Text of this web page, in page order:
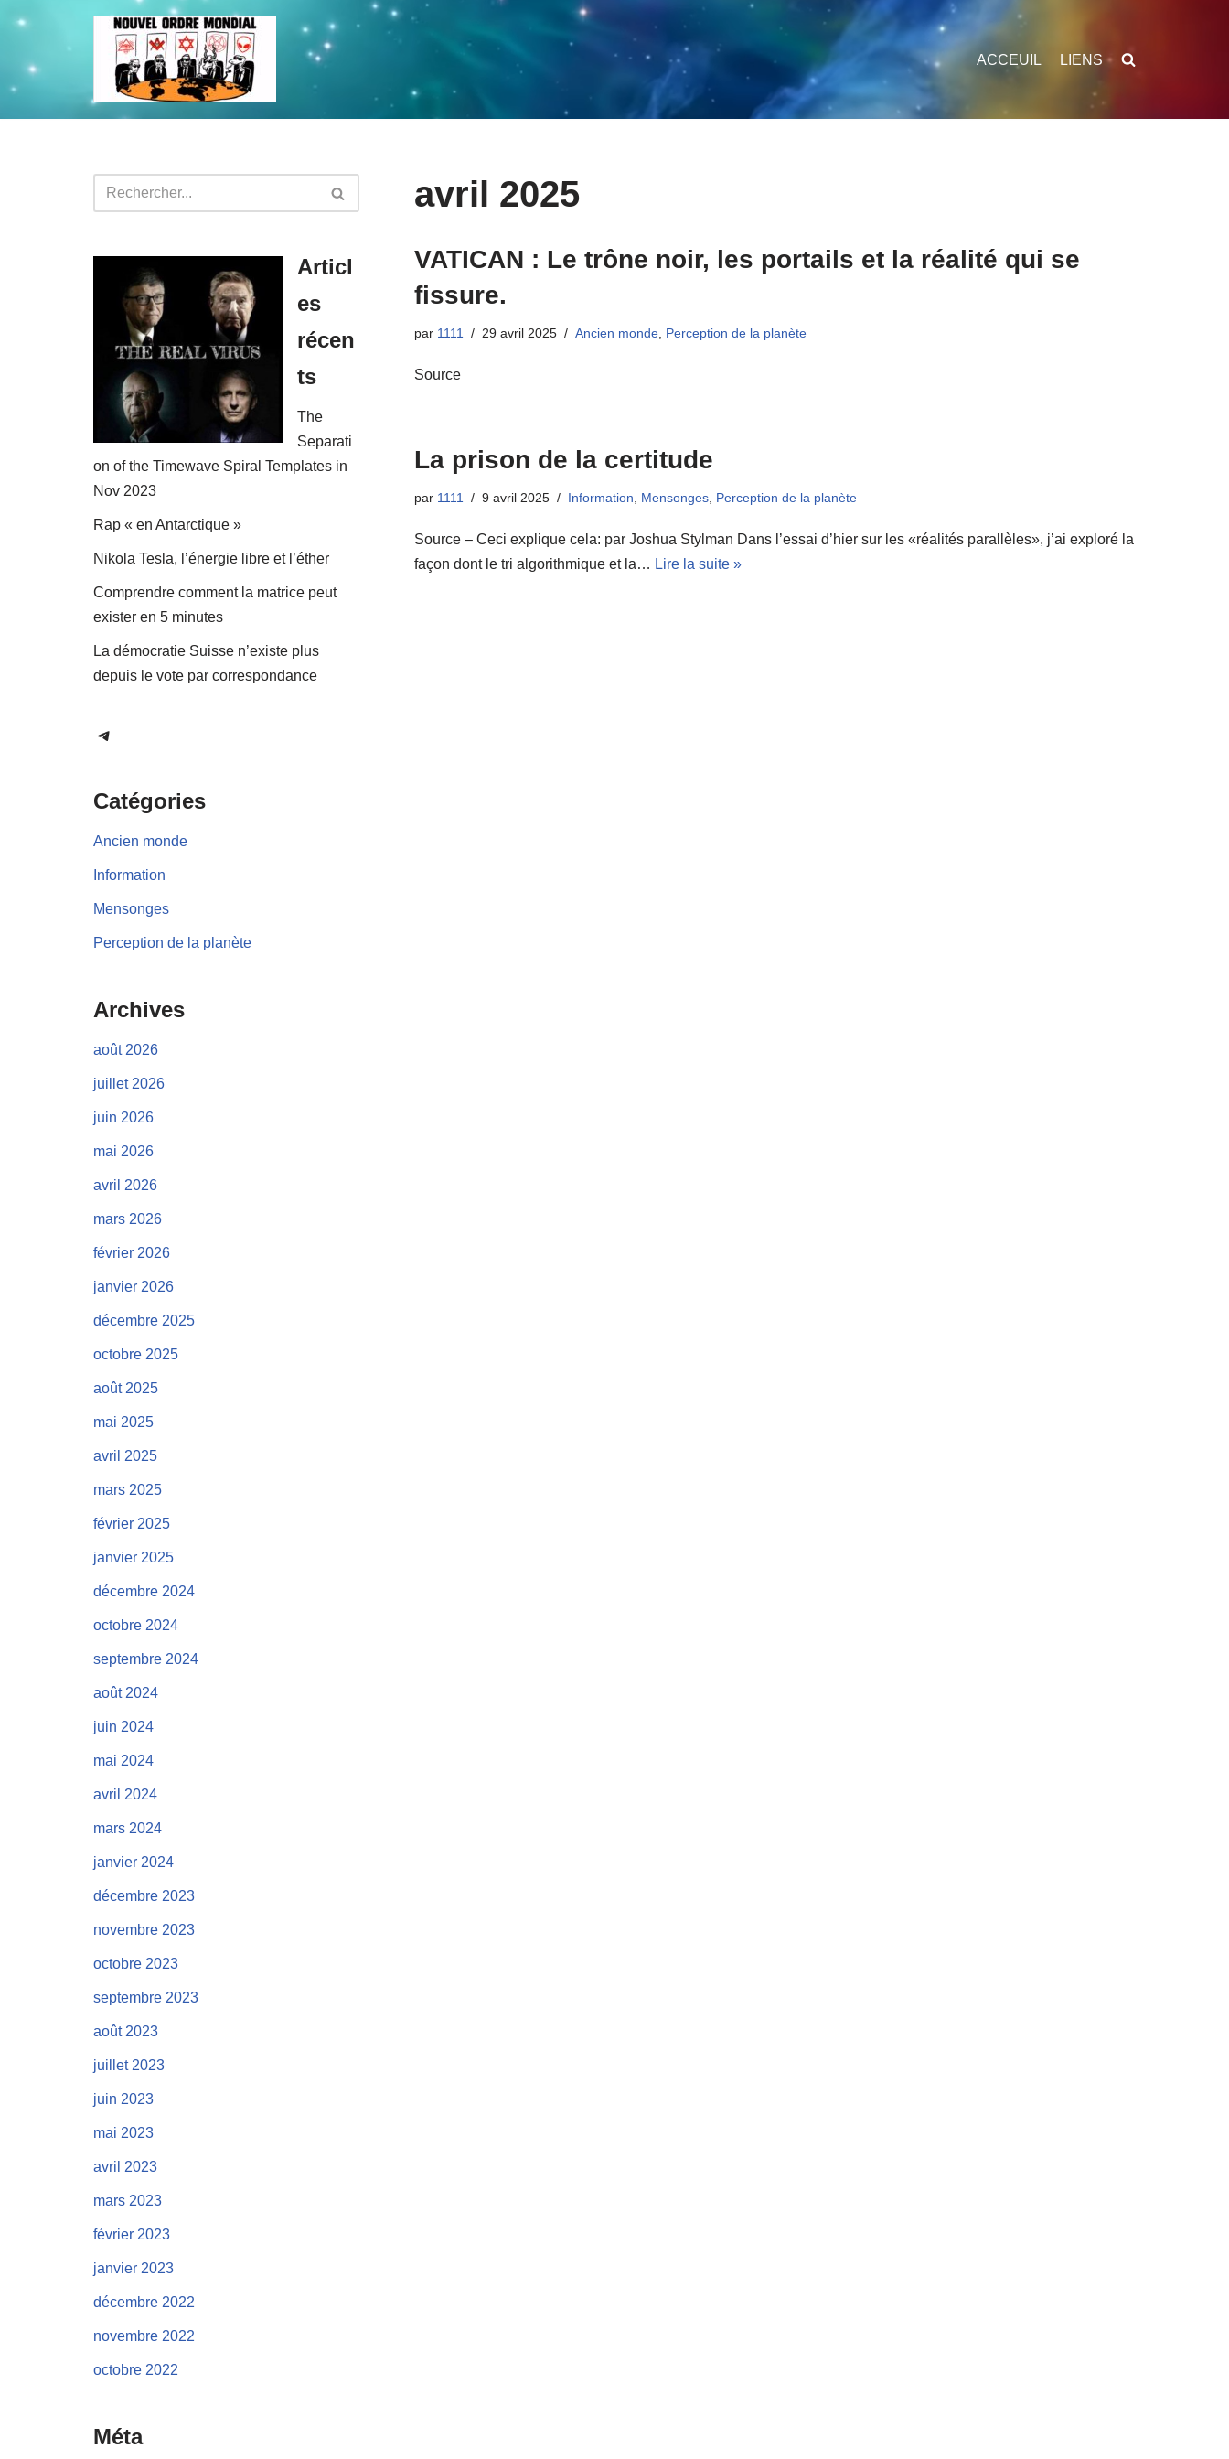
au
ACCEUIL LIENS
Articl
es
récen
ts
The
Separati
on of the Timewave Spiral Templates in
Nov 2023
Rap « en Antarctique »
Nikola Tesla, l’énergie libre et l’éther
Comprendre comment la matrice peut
exister en 5 minutes
La démocratie Suisse n’existe plus
depuis le vote par correspondance
Catégories
Ancien monde
Information
Mensonges
Perception de la planète
Archives
août 2026
juillet 2026
juin 2026
mai 2026
avril 2026
mars 2026
février 2026
janvier 2026
décembre 2025
octobre 2025
août 2025
mai 2025
avril 2025
mars 2025
février 2025
janvier 2025
décembre 2024
octobre 2024
septembre 2024
août 2024
juin 2024
mai 2024
avril 2024
mars 2024
janvier 2024
décembre 2023
novembre 2023
octobre 2023
septembre 2023
août 2023
juillet 2023
juin 2023
mai 2023
avril 2023
mars 2023
février 2023
janvier 2023
décembre 2022
novembre 2022
octobre 2022
Méta
avril 2025
VATICAN : Le trône noir, les portails et la réalité qui se
fissure.
par 1111 29 avril 2025 Ancien monde Perception de la planète
Source
La prison de la certitude
par 1111 9 avril 2025 Information Mensonges Perception de la planète
Source – Ceci explique cela: par Joshua Stylman Dans l’essai d’hier sur les «réalités parallèles», j’ai exploré la
façon dont le tri algorithmique et la… Lire la suite »